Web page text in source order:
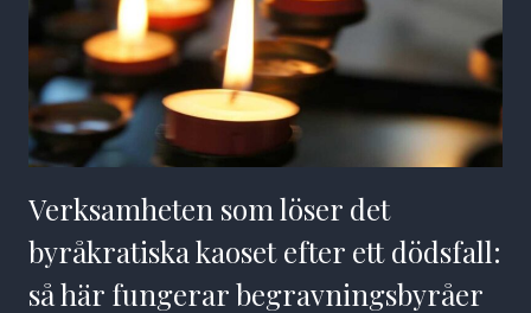
Verksamheten som löser det
byråkratiska kaoset efter ett dödsfall:
så här fungerar begravningsbyråer